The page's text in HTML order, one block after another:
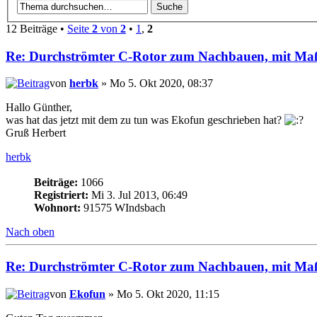
12 Beiträge • Seite 2 von 2 • 1 , 2
Re: Durchströmter C-Rotor zum Nachbauen, mit
von herbk » Mo 5. Okt 2020, 08:37
Hallo Günther,
was hat das jetzt mit dem zu tun was Ekofun geschrieben hat?
Gruß Herbert
herbk
Beiträge: 1066
Registriert: Mi 3. Jul 2013, 06:49
Wohnort: 91575 WIndsbach
Nach oben
Re: Durchströmter C-Rotor zum Nachbauen, mit
von Ekofun » Mo 5. Okt 2020, 11:15